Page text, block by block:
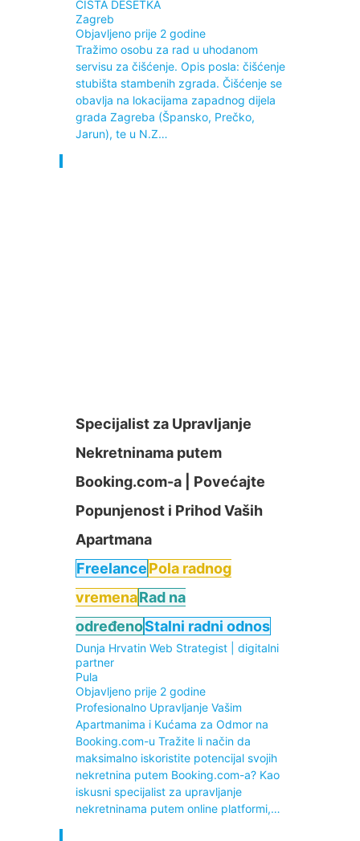
ČISTA DESETKA
Zagreb
Objavljeno prije 2 godine
Tražimo osobu za rad u uhodanom
servisu za čišćenje. Opis posla: čišćenje
stubišta stambenih zgrada. Čišćenje se
obavlja na lokacijama zapadnog dijela
grada Zagreba (Špansko, Prečko,
Jarun), te u N.Z…
Specijalist za Upravljanje
Nekretninama putem
Booking.com-a | Povećajte
Popunjenost i Prihod Vaših
Apartmana
FreelancePola radnog
vremenaRad na
određenoStalni radni odnos
Dunja Hrvatin Web Strategist | digitalni
partner
Pula
Objavljeno prije 2 godine
Profesionalno Upravljanje Vašim
Apartmanima i Kućama za Odmor na
Booking.com-u Tražite li način da
maksimalno iskoristite potencijal svojih
nekretnina putem Booking.com-a? Kao
iskusni specijalist za upravljanje
nekretninama putem online platformi,…